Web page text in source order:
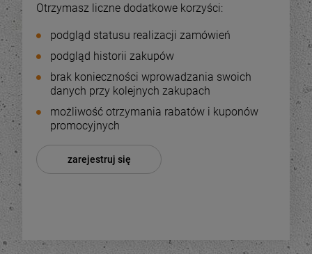
Otrzymasz liczne dodatkowe korzyści:
podgląd statusu realizacji zamówień
podgląd historii zakupów
brak konieczności wprowadzania swoich
danych przy kolejnych zakupach
możliwość otrzymania rabatów i kuponów
promocyjnych
zarejestruj się